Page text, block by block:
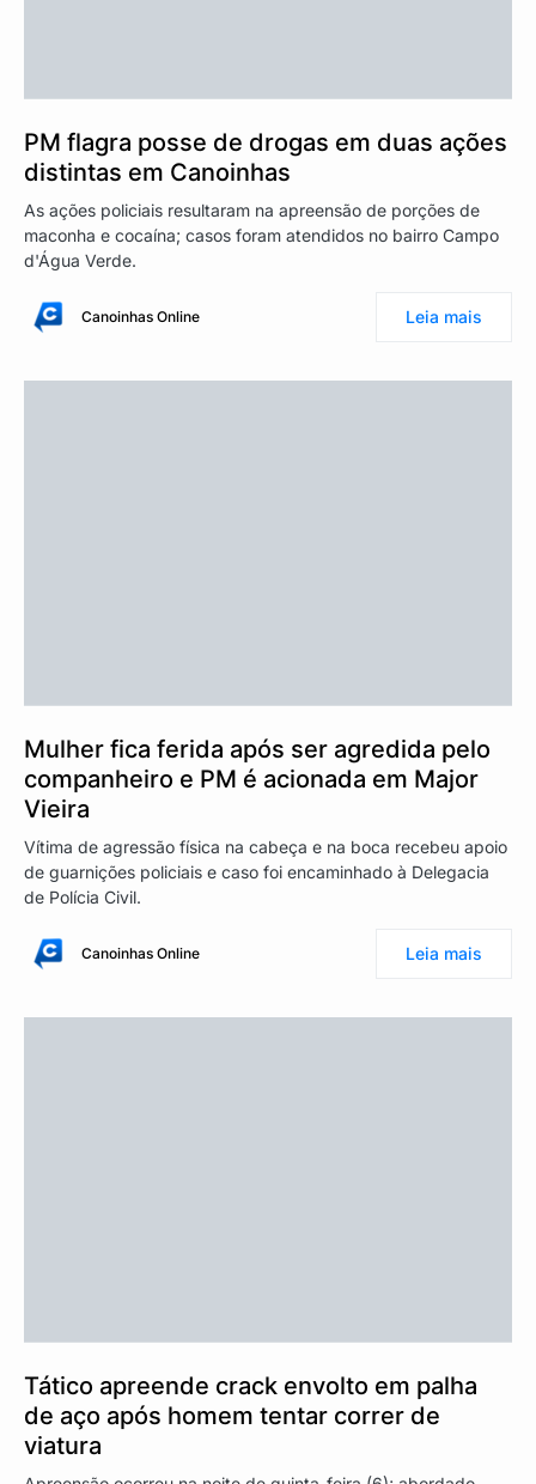
PM flagra posse de drogas em duas ações
distintas em Canoinhas
As ações policiais resultaram na apreensão de porções de
maconha e cocaína; casos foram atendidos no bairro Campo
d'Água Verde.
Canoinhas Online Leia mais
Mulher fica ferida após ser agredida pelo
companheiro e PM é acionada em Major
Vieira
Vítima de agressão física na cabeça e na boca recebeu apoio
de guarnições policiais e caso foi encaminhado à Delegacia
de Polícia Civil.
Canoinhas Online Leia mais
Tático apreende crack envolto em palha
de aço após homem tentar correr de
viatura